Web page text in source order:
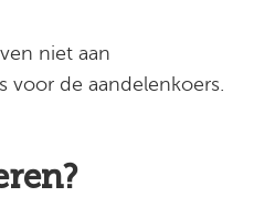
niet aan
de aandelenkoers.